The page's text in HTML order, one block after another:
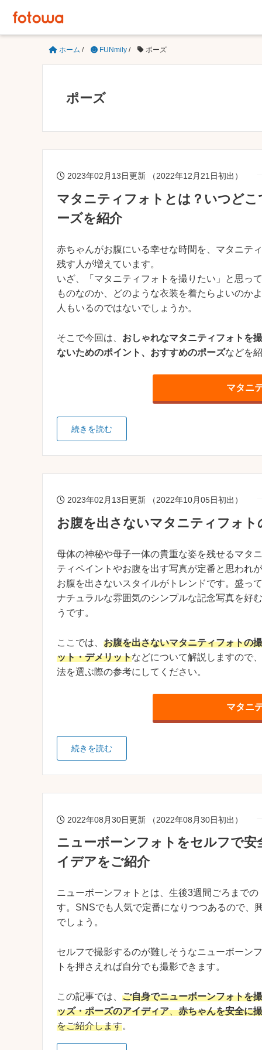
ホーム / FUNmily / ポーズ
ポーズ
2023年02月13日更新 （2022年12月21日初出）
マタニティフォトとは？いつど
ーズを紹介
赤ちゃんがお腹にいる幸せな時間を、マタニテ
残す人が増えています。
いざ、「マタニティフォトを撮りたい」と思っ
ものなのか、どのような衣装を着たらよいのか
人もいるのではないでしょうか。
そこで今回は、 おしゃれなマタニティフォトを
ないためのポイント、おすすめのポーズなどを
マタニ
続きを読む
2023年02月13日更新 （2022年10月05日初出）
お腹を出さないマタニティフォ
母体の神秘や母子一体の貴重な姿を残せるマタ
ティペイントやお腹を出す写真が定番と思われ
お腹を出さないスタイルがトレンドです。盛っ
ナチュラルな雰囲気のシンプルな記念写真を好
うです。
ここでは、 お腹を出さないマタニティフォトの
ット・デメリットなどについて解説しますので
法を選ぶ際の参考にしてください。
マタニ
続きを読む
2022年08月30日更新 （2022年08月30日初出）
ニューボーンフォトをセルフで
イデアをご紹介
ニューボーンフォトとは、生後3週間ごろまで
す。SNSでも人気で定番になりつつあるので、
でしょう。
セルフで撮影するのが難しそうなニューボーン
トを押さえれば自分でも撮影できます。
この記事では、 ご自身でニューボーンフォトを
ッズ・ポーズのアイディア、赤ちゃんを安全に
をご紹介します。